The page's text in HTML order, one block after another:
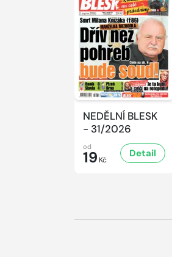
NEDĚLNÍ BLESK
- 31/2026
od
19 Kč
Detail